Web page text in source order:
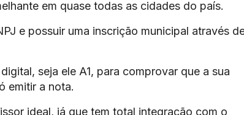
em quase todas as cidades do país.
e possuir uma inscrição municipal através
seja ele A1, para comprovar que a sua
emitir a nota.
ideal, já que tem total integração com o